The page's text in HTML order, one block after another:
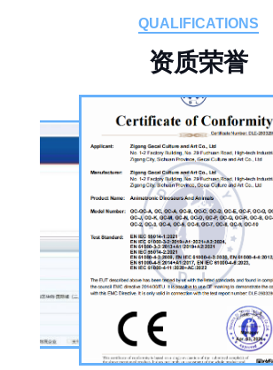
板仓工业园，拥有标准化生产车间
品的恐龙制作公司。公司采用按需
从前期方案设计、场景规划，到中
择、工序制作，再到后期运输配送
调试，形成全流程服务，可用于主
旅景区、科普展馆、商业广场、大
庆活动等场景。
公司核心业务为仿真恐龙制作，产
态展示、动态互动、游乐体验三类
器恐龙结合机械传动、智能控制技
眨眼、张嘴吼叫、摆尾、行走、呼
态效果，皮肤采用环保硅胶材质，
QUALIFICATIONS
资质荣誉